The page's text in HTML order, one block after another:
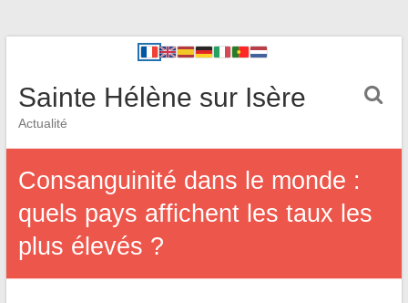
Sainte Hélène sur Isère
Actualité
Consanguinité dans le monde :
quels pays affichent les taux les
plus élevés ?